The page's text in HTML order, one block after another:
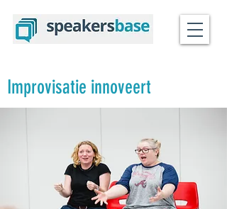
Improvisatie innoveert